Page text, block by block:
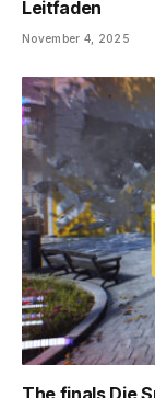
Leitfaden
November 4, 2025